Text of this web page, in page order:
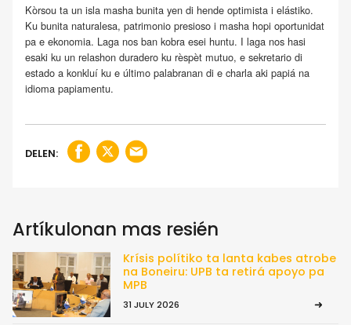
Kòrsou ta un isla masha bunita yen di hende optimista i elástiko.
Ku bunita naturalesa, patrimonio presioso i masha hopi oportunidat
pa e ekonomia. Laga nos ban kobra esei huntu. I laga nos hasi
esaki ku un relashon duradero ku rèspèt mutuo, e sekretario di
estado a konkluí ku e último palabranan di e charla aki papiá na
idioma papiamentu.
DELEN:
Artíkulonan mas resién
Krísis polítiko ta lanta kabes atrobe
na Boneiru: UPB ta retirá apoyo pa
MPB
31 JULY 2026